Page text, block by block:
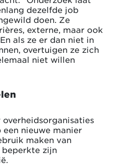
dezelfde job
doen. Ze
externe, maar ook
als ze er dan niet in
overtuigen ze zich
niet willen
nieuwe manier
maken van
zijn